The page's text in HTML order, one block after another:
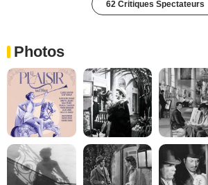
62 Critiques Spectateurs
Photos